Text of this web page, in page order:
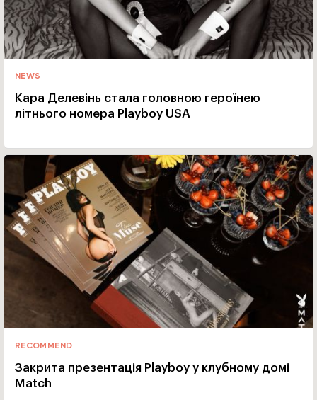
NEWS
Кара Делевінь стала головною героїнею
літнього номера Playboy USA
RECOMMEND
Закрита презентація Playboy у клубному домі
Match